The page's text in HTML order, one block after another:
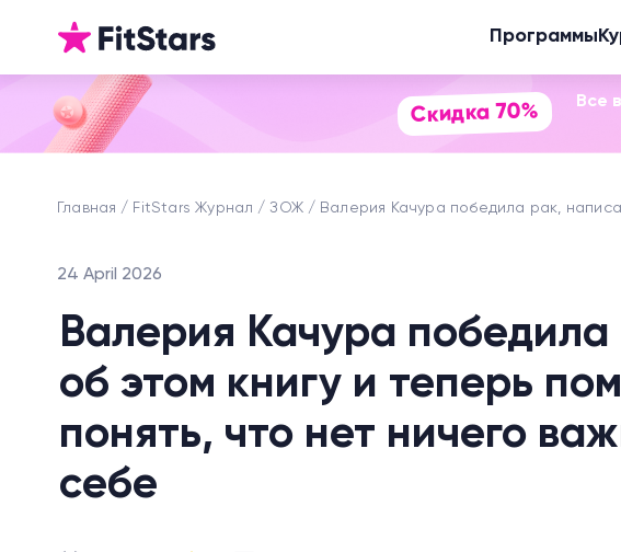
Программы
Скидка 70%
Все
Главная FitStars Журнал ЗОЖ Валерия Качура победила рак,
24 April 2026
Валерия Качура
об этом книгу и теперь
понять, что нет ничего
себе